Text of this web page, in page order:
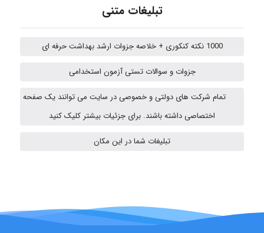
Iman Hosseini
fatemeh mirzaie
aghajari vahid
تبلیغات متنی
1000 نکته کنکوری + خلاصه جزوات ارشد بهداشت حرفه ای
جزوات و سوالات تستی آزمون استخدامی
تمام شرکت های دولتی و خصوصی در سایت می توانند یک صفحه
اختصاصی داشته باشند. برای جزئیات بیشتر کلیک کنید
تبلیغات شما در این مکان